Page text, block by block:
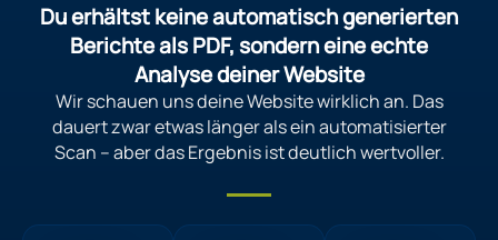
Du erhältst keine automatisch generierten
Berichte als PDF, sondern eine echte
Analyse deiner Website
Wir schauen uns deine Website wirklich an. Das
dauert zwar etwas länger als ein automatisierter
Scan – aber das Ergebnis ist deutlich wertvoller.